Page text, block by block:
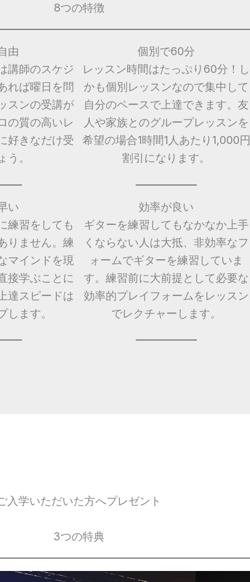
8つの特徴
由
講師のスケジ
れば曜日を問
スンの受講が
の質の高いレ
好きなだけ受
う。
個別で60分
レッスン時間はたっぷり60分！し
かも個別レッスンなので集中して
自分のペースで上達できます。友
人や家族とのグループレッスンを
希望の場合1時間1人あたり1,000円
割引になります。
い
練習をしても
りません。練
マインドを現
接学ぶことに
達スピードは
します。
効率が良い
ギターを練習してもなかなか上手
くならない人は大抵、非効率なフ
ォームでギターを練習していま
す。練習前に大前提として必要な
効率的プレイフォームをレッスン
でレクチャーします。
入学いただいた方へプレゼント
3つの特典